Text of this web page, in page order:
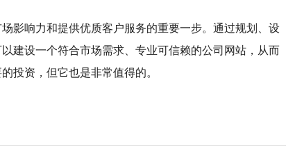
影响力和提供优质客户服务的重要一步。通过规划、设
建设一个符合市场需求、专业可信赖的公司网站，从而
投资，但它也是非常值得的。